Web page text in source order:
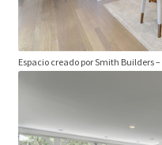
Espacio creado por Smith Builders–